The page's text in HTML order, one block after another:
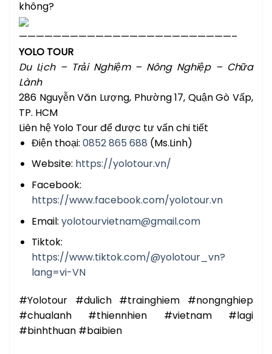
không?
—————————————————————————–
YOLO TOUR
Du Lịch – Trải Nghiệm – Nông Nghiệp – Chữa
Lành
286 Nguyễn Văn Lượng, Phường 17, Quận Gò Vấp,
TP. HCM
Liên hệ Yolo Tour để được tư vấn chi tiết
Điện thoại: 0852 865 688 (Ms.Linh)
Website: https://yolotour.vn/
Facebook:
https://www.facebook.com/yolotour.vn
Email: yolotourvietnam@gmail.com
Tiktok:
https://www.tiktok.com/@yolotour_vn?
lang=vi-VN
#Yolotour #dulich #trainghiem #nongnghiep
#chualanh #thiennhien #vietnam #lagi
#binhthuan #baibien